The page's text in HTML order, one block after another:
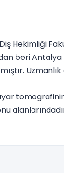
Hekimliği
beri